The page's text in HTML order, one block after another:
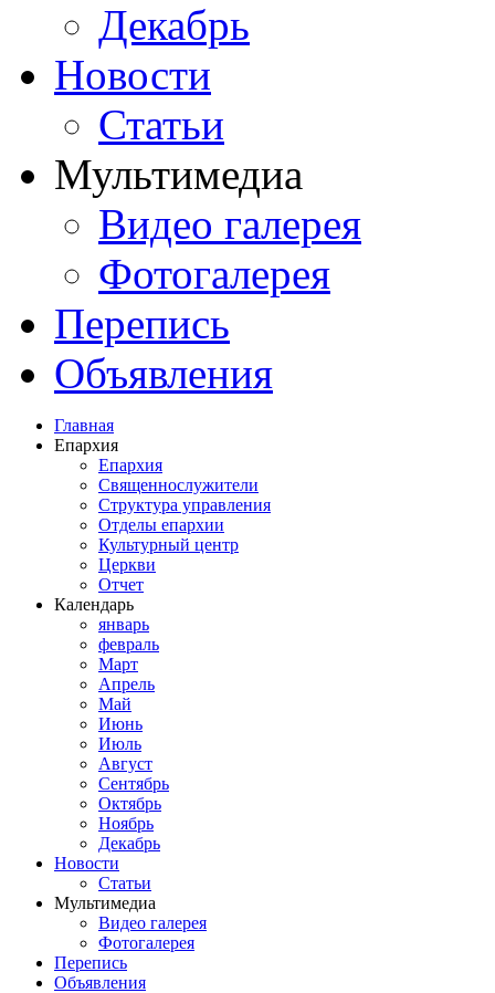
Декабрь
Новости
Статьи
Мультимедиа
Видео галерея
Фотогалерея
Перепись
Объявления
Главная
Епархия
Епархия
Священнослужители
Структура управления
Отделы епархии
Культурный центр
Церкви
Отчет
Календарь
январь
февраль
Март
Апрель
Май
Июнь
Июль
Август
Сентябрь
Октябрь
Ноябрь
Декабрь
Новости
Статьи
Мультимедиа
Видео галерея
Фотогалерея
Перепись
Объявления